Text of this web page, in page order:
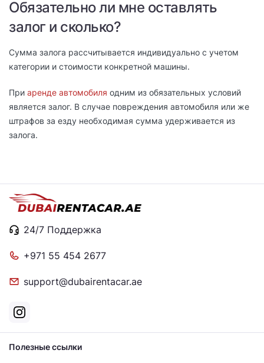
Обязательно ли мне оставлять
залог и сколько?
Сумма залога рассчитывается индивидуально с учетом
категории и стоимости конкретной машины.
При аренде автомобиля одним из обязательных условий
является залог. В случае повреждения автомобиля или же
штрафов за езду необходимая сумма удерживается из
залога.
24/7 Поддержка
+971 55 454 2677
support@dubairentacar.ae
Полезные ссылки